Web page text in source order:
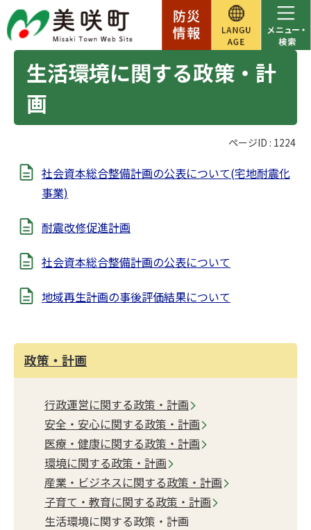
生活環境に関する政策・計
画
ページID : 1224
社会資本総合整備計画の公表について(宅地耐震化
事業)
耐震改修促進計画
社会資本総合整備計画の公表について
地域再生計画の事後評価結果について
政策・計画
行政運営に関する政策・計画
安全・安心に関する政策・計画
医療・健康に関する政策・計画
環境に関する政策・計画
産業・ビジネスに関する政策・計画
子育て・教育に関する政策・計画
生活環境に関する政策・計画